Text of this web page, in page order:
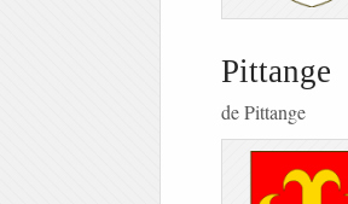
Pittange
de Pittange